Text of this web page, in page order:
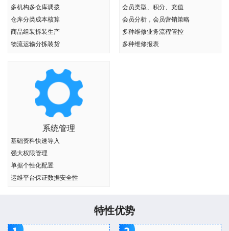
多机构多仓库调拨
仓库分类成本核算
商品组装拆装生产
物流运输分拣装货
会员类型、积分、充值
会员分析，会员营销策略
多种维修业务流程管控
多种维修报表
系统管理
基础资料快速导入
强大权限管理
单据个性化配置
运维平台保证数据安全性
特性优势